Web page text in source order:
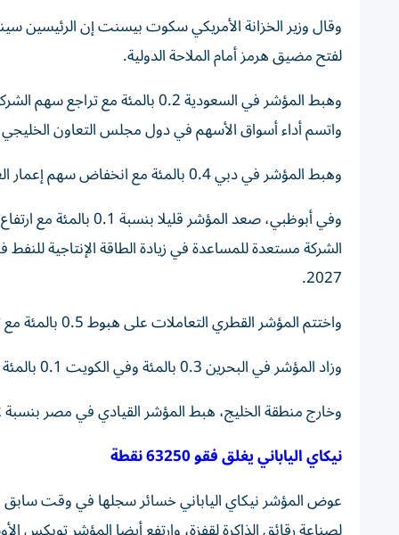
وقال وزير الخزانة الأمريكي سكوت بيسنت ‌إن الرئيسين
لفتح مضيق هرمز أمام الملاحة الدولية.
وهبط المؤشر في السعودية 0.2 بالمئة مع تراجع سهم الشركة العربية السعودية للتعدين (معادن) 2.1 بالمئة.
واتسم أداء أسواق الأسهم في دول مجلس التعاون الخليجي
وهبط المؤشر في دبي 0.4 بالمئة مع انخفاض سهم إعمار العقارية القيادي 0.9 بالمئة.
الشركة مستعدة للمساعدة في زيادة ​الطاقة ‌الإنتاجية
2027.
واختتم المؤشر القطري التعاملات على هبوط 0.5 بالمئة مع تراجع سهم بنك قطر الوطني 1.1 بالمئة.
وزاد المؤشر في ⁠البحرين 0.3 بالمئة وفي الكويت 0.1 بالمئة لكنه تراجع ​في سلطنة عمان 1.3 بالمئة.
وخارج منطقة الخليج، هبط المؤشر القيادي في مصر بنسبة 1.2 بالمئة مع تراجع أغلب الأسهم ⁠المدرجة عليه.
نيكاي الياباني يغلق فقو 63250 ‌نقطة
عوض المؤشر نيكاي الياباني خسائر سجلها في وقت سابق